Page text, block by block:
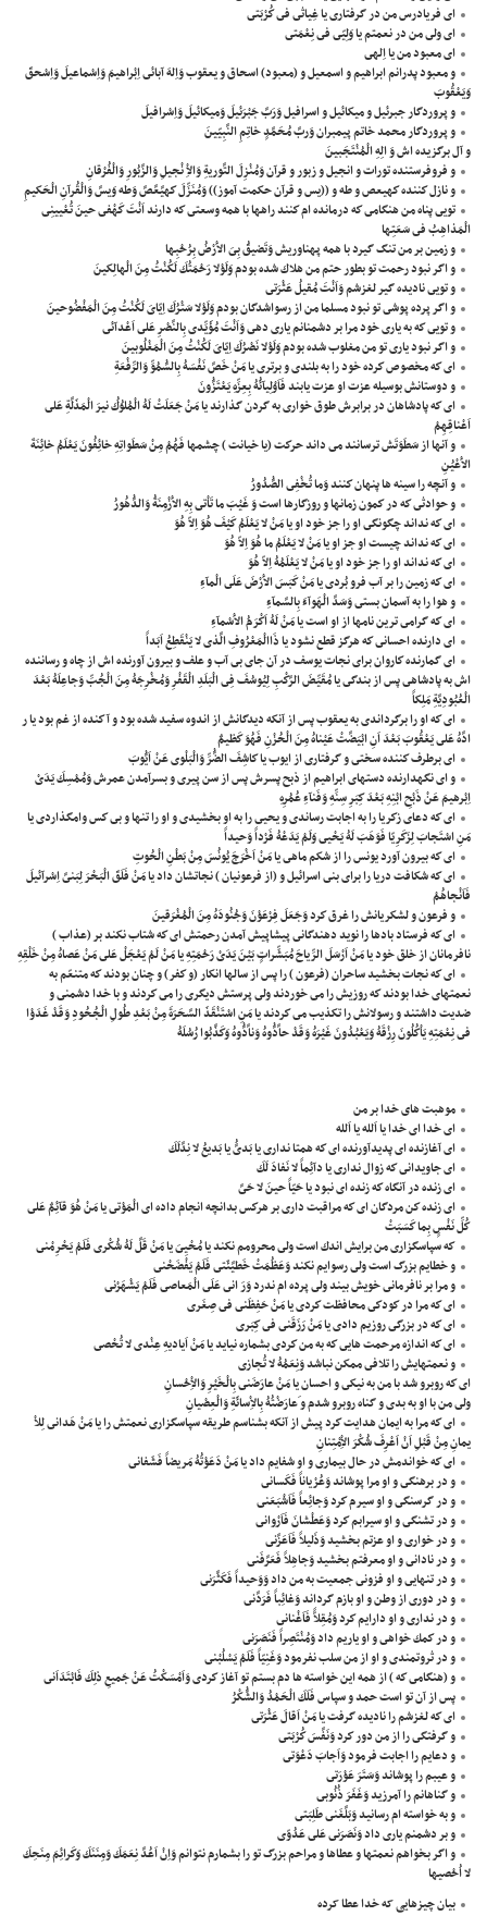
اى فريادرس من در گرفتارى يا غِياثى فى كُرْبَتى
اى ولى من در نعمتم يا وَلِيّى فى نِعْمَتى
اى معبود من يا اِلهى
و معبود پدرانم ابراهيم و اسمعيل و (معبود) اسحاق و يعقوب وَاِلهَ آبائى اِبْراهيمَ وَاِسْماعيلَ وَاِسْحقَ
وَيَعْقُوبَ
و پروردگار جبرئيل و ميكائيل و اسرافيل وَرَبَّ جَبْرَئيلَ وَميكائيلَ وَاِسْرافيلَ
و پروردگار محمد خاتم پيمبران وَربَّ مُحَمَّدٍ خاتِمِ النَّبِيّينَ
و آل برگزيده اش وَ الِهِ الْمُنْتَجَبينَ
و فروفرستنده تورات و انجيل و زبور و قرآن وَمُنْزِلَ التَّوريةِ وَالاِْ نْجيلِ وَالزَّبُورِ وَالْفُرْقانِ
و نازل كننده كهيعص و طه و ((يس و قرآن حكمت آموز)) وَمُنَزِّلَ كهيَّعَّصَّ وَطه وَيسَّ وَالْقُرآنِ الْحَكيمِ
تويى پناه من هنگامى كه درمانده ام كنند راهها با همه وسعتى كه دارند اَنْتَ كَهْفى حينَ تُعْيينِى
الْمَذاهِبُ فى سَعَتِها
و زمين بر من تنگ گيرد با همه پهناوريش وَتَضيقُ بِىَ الاَْرْضُ بِرُحْبِها
و اگر نبود رحمت تو بطور حتم من هلاك شده بودم وَلَوْلا رَحْمَتُكَ لَكُنْتُ مِنَ الْهالِكينَ
و تويى ناديده گير لغزشم وَاَنْتَ مُقيلُ عَثْرَتى
و اگر پرده پوشى تو نبود مسلما من از رسواشدگان بودم وَلَوْلا سَتْرُكَ اِيّاىَ لَكُنْتُ مِنَ الْمَفْضُوحينَ
و تويى كه به يارى خود مرا بر دشمنانم يارى دهى وَاَنْتَ مُؤَيِّدى بِالنَّصْرِ عَلى اَعْدآئى
و اگر نبود يارى تو من مغلوب شده بودم وَلَوْلا نَصْرُكَ اِيّاىَ لَكُنْتُ مِنَ الْمَغْلُوبينَ
اى كه مخصوص كرده خود را به بلندى و برترى يا مَنْ خَصَّ نَفْسَهُ بِالسُّمُوِّ وَالرِّفْعَةِ
و دوستانش بوسيله عزت او عزت يابند فَاَوْلِيآئُهُ بِعِزِّهِ يَعْتَزُّونَ
اى كه پادشاهان در برابرش طوق خوارى به گردن گذارند يا مَنْ جَعَلَتْ لَهُ الْمُلوُكُ نيرَ الْمَذَلَّةِ عَلى
اَعْناقِهِمْ
و آنها از سَطَوَتَش ترسانند مى داند حركت (يا خيانت ) چشمها فَهُمْ مِنْ سَطَواتِهِ خائِفُونَ يَعْلَمُ خائِنَةَ
الاَْعْيُنِ
و آنچه را سينه ها پنهان كنند وَما تُخْفِى الصُّدُورُ
و حوادثى كه در كمون زمانها و روزگارها است وَ غَيْبَ ما تَاْتى بِهِ الاَْزْمِنَةُ وَالدُّهُورُ
اى كه نداند چگونگى او را جز خود او يا مَنْ لا يَعْلَمُ كَيْفَ هُوَ اِلاّ هُوَ
اى كه نداند چيست او جز او يا مَنْ لا يَعْلَمُ ما هُوَ اِلاّ هُوَ
اى كه نداند او را جز خود او يا مَنْ لا يَعْلَمُهُ اِلاّ هُوَ
اى كه زمين را بر آب فرو بُردى يا مَنْ كَبَسَ الاَْرْضَ عَلَى الْمآءِ
و هوا را به آسمان بستى وَسَدَّ الْهَوآءَ بِالسَّمآءِ
اى كه گرامى ترين نامها از او است يا مَنْ لَهُ اَكْرَمُ الاَْسْمآءِ
اى دارنده احسانى كه هرگز قطع نشود يا ذَاالْمَعْرُوفِ الَّذى لا يَنْقَطِعُ اَبَداً
اى گمارنده كاروان براى نجات يوسف در آن جاى بى آب و علف و بيرون آورنده اش از چاه و رساننده
اش به پادشاهى پس از بندگى يا مُقَيِّضَ الرَّكْبِ لِيُوسُفَ فِى الْبَلَدِ الْقَفْرِ وَمُخْرِجَهُ مِنَ الْجُبِّ وَجاعِلَهُ بَعْدَ
الْعُبُودِيَّةِ مَلِكاً
اى كه او را برگرداندى به يعقوب پس از آنكه ديدگانش از اندوه سفيد شده بود و آكنده از غم بود يا ر
ادَّهُ عَلى يَعْقُوبَ بَعْدَ اَنِ ابْيَضَّتْ عَيْناهُ مِنَ الْحُزْنِ فَهُوَ كَظيمٌ
اى برطرف كننده سختى و گرفتارى از ايوب يا كاشِفَ الضُّرِّ وَالْبَلْوى عَنْ اَيُّوبَ
و اى نگهدارنده دستهاى ابراهيم از ذبح پسرش پس از سن پيرى و بسرآمدن عمرش وَمُمْسِكَ يَدَىْ
اِبْرهيمَ عَنْ ذَبْحِ ابْنِهِ بَعْدَ كِبَرِ سِنِّهِ وَفَنآءِ عُمُرِهِ
اى كه دعاى زكريا را به اجابت رساندى و يحيى را به او بخشيدى و او را تنها و بى كس وامگذاردى يا
مَنِ اسْتَجابَ لِزَكَرِيّا فَوَهَبَ لَهُ يَحْيى وَلَمْ يَدَعْهُ فَرْداً وَحيداً
اى كه بيرون آورد يونس را از شكم ماهى يا مَنْ اَخْرَجَ يُونُسَ مِنْ بَطْنِ الْحُوتِ
اى كه شكافت دريا را براى بنى اسرائيل و (از فرعونيان ) نجاتشان داد يا مَنْ فَلَقَ الْبَحْرَ لِبَنىَّ اِسْرآئيلَ
فَاَنْجاهُمْ
و فرعون و لشكريانش را غرق كرد وَجَعَلَ فِرْعَوْنَ وَجُنُودَهُ مِنَ الْمُغْرَقينَ
اى كه فرستاد بادها را نويد دهندگانى پيشاپيش آمدن رحمتش اى كه شتاب نكند بر (عذاب )
نافرمانان از خلق خود يا مَنْ اَرْسَلَ الرِّياحَ مُبَشِّراتٍ بَيْنَ يَدَىْ رَحْمَتِهِ يا مَنْ لَمْ يَعْجَلْ عَلى مَنْ عَصاهُ مِنْ خَلْقِهِ
اى كه نجات بخشيد ساحران (فرعون ) را پس از سالها انكار (و كفر) و چنان بودند كه متنعّم به
نعمتهاى خدا بودند كه روزيش را مى خوردند ولى پرستش ديگرى را مى كردند و با خدا دشمنى و
ضديت داشتند و رسولانش را تكذيب مى كردند يا مَنِ اسْتَنْقَذَ السَّحَرَةَ مِنْ بَعْدِ طُولِ الْجُحُودِ وَقَدْ غَدَوْا
فى نِعْمَتِهِ يَاْكُلُونَ رِزْقَهُ وَيَعْبُدُونَ غَيْرَهُ وَقَدْ حاَّدُّوهُ وَناَّدُّوهُ وَكَذَّبُوا رُسُلَهُ
موهبت های خدا بر من
اى خدا اى خدا يا اَلله يا اَلله
اى آغازنده اى پديدآورنده اى كه همتا ندارى يا بَدىَُّ يا بَديعُ لا نِدَّلَكَ
اى جاويدانى كه زوال ندارى يا دآئِماً لا نَفادَ لَكَ
اى زنده در آنگاه كه زنده اى نبود يا حَيّاً حينَ لا حَىَّ
اى زنده كن مردگان اى كه مراقبت دارى بر هركس بدانچه انجام داده اى الْمَوْتى يا مَنْ هُوَ قآئِمٌ عَلى
كُلِّ نَفْسٍ بِما كَسَبَتْ
كه سپاسگزارى من برايش اندك است ولى محرومم نكند يا مُحْيِىَ يا مَنْ قَلَّ لَهُ شُكْرى فَلَمْ يَحْرِمْنى
و خطايم بزرگ است ولى رسوايم نكند وَعَظُمَتْ خَطيَّئَتى فَلَمْ يَفْضَحْنى
و مرا بر نافرمانى خويش بيند ولى پرده ام ندرد وَرَ انى عَلَى الْمَعاصى فَلَمْ يَشْهَرْنى
اى كه مرا در كودكى محافظت كردى يا مَنْ حَفِظَنى فى صِغَرى
اى كه در بزرگى روزيم دادى يا مَنْ رَزَقَنى فى كِبَرى
اى كه اندازه مرحمت هايى كه به من كردى بشماره نيايد يا مَنْ اَياديهِ عِنْدى لا تُحْصى
و نعمتهايش را تلافى ممكن نباشد وَنِعَمُهُ لا تُجازى
اى كه روبرو شد با من به نيكى و احسان يا مَنْ عارَضَنى بِالْخَيْرِ وَالاِْحْسانِ
ولى من با او به بدى و گناه روبرو شدم و َعارَضْتُهُ بِالاِْسائَةِ وَالْعِصْيانِ
اى كه مرا به ايمان هدايت كرد پيش از آنكه بشناسم طريقه سپاسگزارى نعمتش را يا مَنْ هَدانى لِلاْ
يمانِ مِنْ قَبْلِ اَنْ اَعْرِفَ شُكْرَ الاِْمْتِنانِ
اى كه خواندمش در حال بيمارى و او شفايم داد يا مَنْ دَعَوْتُهُ مَريضاً فَشَفانى
و در برهنگى و او مرا پوشاند وَعُرْياناً فَكَسانى
و در گرسنگى و او سيرم كرد وَجائِعاً فَاَشْبَعَنى
و در تشنگى و او سيرابم كرد وَعَطْشانَ فَاَرْوانى
و در خوارى و او عزتم بخشيد وَذَليلاً فَاَعَزَّنى
و در نادانى و او معرفتم بخشيد وَجاهِلاً فَعَرَّفَنى
و در تنهايى و او فزونى جمعيت به من داد وَوَحيداً فَكَثَّرَنى
و در دورى از وطن و او بازم گرداند وَغائِباً فَرَدَّنى
و در ندارى و او دارايم كرد وَمُقِلاًّ فَاَغْنانى
و در كمك خواهى و او ياريم داد وَمُنْتَصِراً فَنَصَرَنى
و در ثروتمندى و او از من سلب نفرمود وَغَنِيّاً فَلَمْ يَسْلُبْنى
و (هنگامى كه ) از همه اين خواسته ها دم بستم تو آغاز كردى وَاَمْسَكْتُ عَنْ جَميعِ ذلِكَ فَابْتَدَاَنى
پس از آن تو است حمد و سپاس فَلَكَ الْحَمْدُ وَالشُّكْرُ
اى كه لغزشم را ناديده گرفت يا مَنْ اَقالَ عَثْرَتى
و گرفتگى را از من دور كرد وَنَفَّسَ كُرْبَتى
و دعايم را اجابت فرمود وَاَجابَ دَعْوَتى
و عيبم را پوشاند وَسَتَرَ عَوْرَتى
و گناهانم را آمرزيد وَغَفَرَ ذُنُوبى
و به خواسته ام رسانيد وَبَلَّغَنى طَلِبَتى
و بر دشمنم يارى داد وَنَصَرَنى عَلى عَدُوّى
و اگر بخواهم نعمتها و عطاها و مراحم بزرگ تو را بشمارم نتوانم وَاِنْ اَعُدَّ نِعَمَكَ وَمِنَنَكَ وَكَرائِمَ مِنَحِكَ
لا اُحْصيها
بیان چیزهایی که خدا عطا کرده